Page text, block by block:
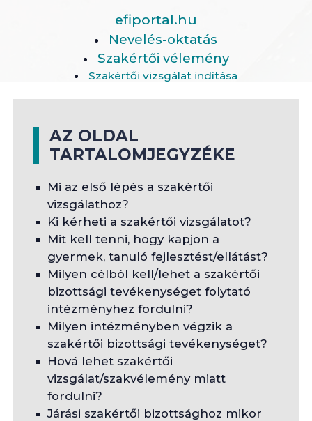
efiportal.hu
Nevelés-oktatás
Szakértői vélemény
Szakértői vizsgálat indítása
AZ OLDAL
TARTALOMJEGYZÉKE
Mi az első lépés a szakértői
vizsgálathoz?
Ki kérheti a szakértői vizsgálatot?
Mit kell tenni, hogy kapjon a
gyermek, tanuló fejlesztést/ellátást?
Milyen célból kell/lehet a szakértői
bizottsági tevékenységet folytató
intézményhez fordulni?
Milyen intézményben végzik a
szakértői bizottsági tevékenységet?
Hová lehet szakértői
vizsgálat/szakvélemény miatt
fordulni?
Járási szakértői bizottsághoz mikor